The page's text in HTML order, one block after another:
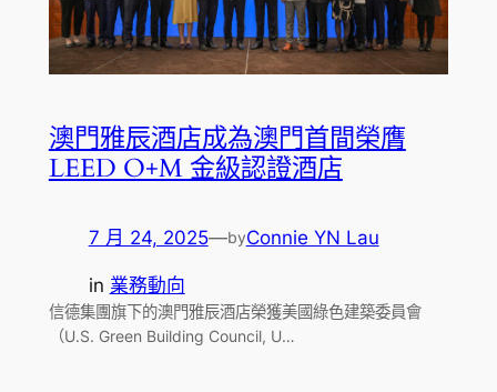
澳門雅辰酒店成為澳門首間榮膺
LEED O+M 金級認證酒店
7 月 24, 2025—byConnie YN Lau
in 業務動向
信德集團旗下的澳門雅辰酒店榮獲美國綠色建築委員會
（U.S. Green Building Council, U…